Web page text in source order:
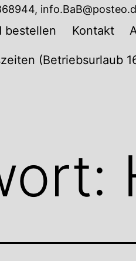
bestellen Kontakt
(Betriebsurlaub